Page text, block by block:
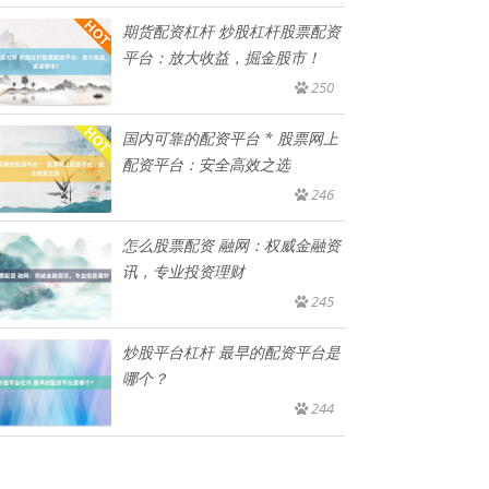
期货配资杠杆 炒股杠杆股票配资
平台：放大收益，掘金股市！
250
国内可靠的配资平台 * 股票网上
配资平台：安全高效之选
246
怎么股票配资 融网：权威金融资
讯，专业投资理财
245
炒股平台杠杆 最早的配资平台是
哪个？
244